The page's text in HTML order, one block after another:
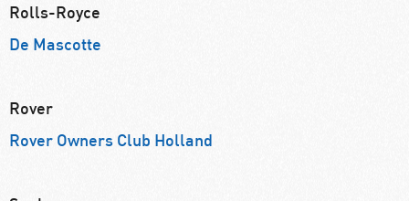
Rolls-Royce
De Mascotte
Rover
Rover Owners Club Holland